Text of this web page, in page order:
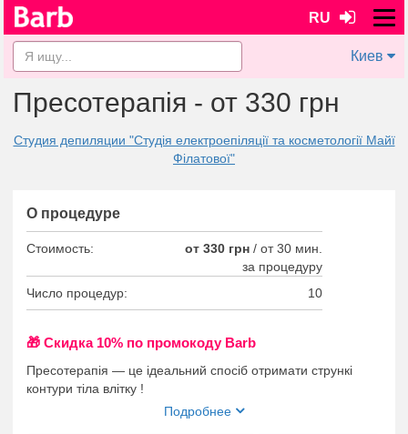
RU
Киев
Пресотерапія - от 330 грн
Студия депиляции "Студія електроепіляції та косметології Майї
Філатової"
О процедуре
Стоимость: от 330 грн / от 30 мин.
за процедуру
Число процедур:
10
🎁 Cкидка 10% по промокоду Barb
Пресотерапія — це ідеальний спосіб отримати стрункі
контури тіла влітку !
Подробнее